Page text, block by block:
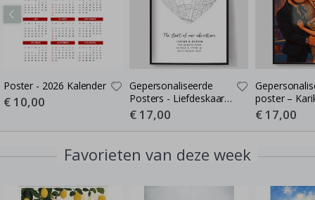
Poster - 2026 Kalender
Special
Price
€ 10,00
Gepersonaliseerde
Posters - Liefdeskaart -
Waar de Liefde Begon
Special
Price
€ 17,00
poster –
Cartoon-stijl
poster
Special
Price
€ 17,00
Favorieten van deze week